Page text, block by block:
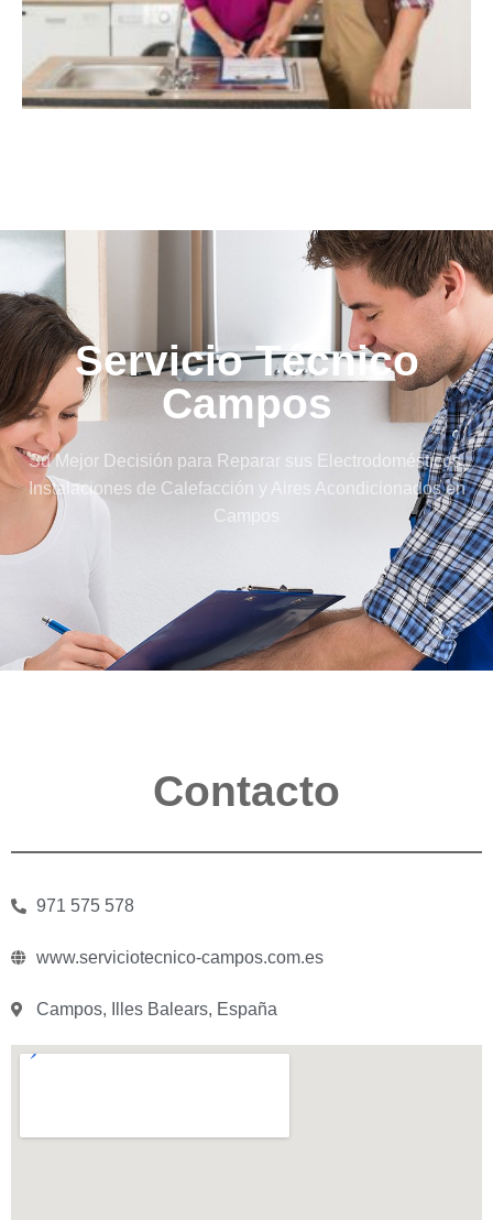
Servicio Técnico
Campos
Su Mejor Decisión para Reparar sus Electrodomésticos,
Instalaciones de Calefacción y Aires Acondicionados en
Campos
Contacto
971 575 578
www.serviciotecnico-campos.com.es
Campos, Illes Balears, España